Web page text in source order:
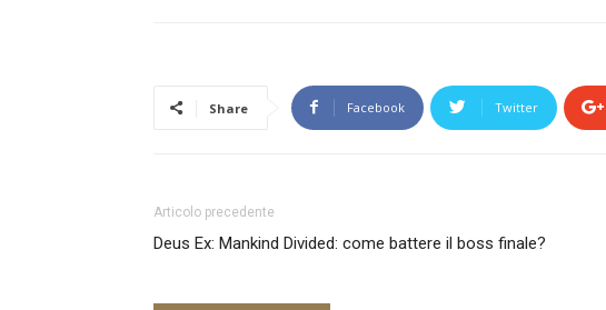
Share Facebook Twitter
Articolo precedente
Deus Ex: Mankind Divided: come battere il boss finale?